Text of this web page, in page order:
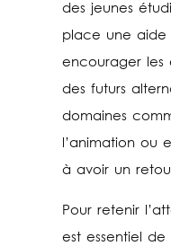
des jeunes
place une aide
encourager les
des futurs
domaines
l’animation ou
à avoir un
Pour retenir
est essentiel